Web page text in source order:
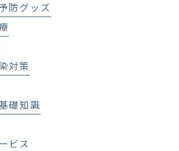
防グッズ
対策
礎知識
ビス